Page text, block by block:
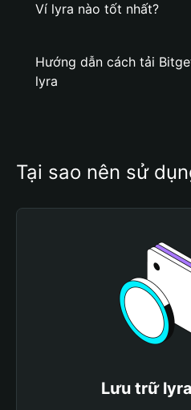
Ví lyra nào tốt nhất?
Hướng dẫn cách tải
lyra
Tại sao nên sử
Lưu trữ